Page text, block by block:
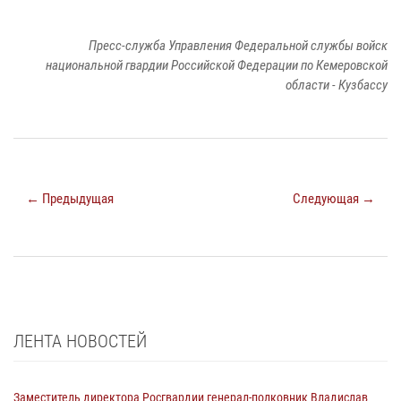
Пресс-служба Управления Федеральной службы войск
национальной гвардии Российской Федерации по Кемеровской
области - Кузбассу
← Предыдущая Следующая →
ЛЕНТА НОВОСТЕЙ
Заместитель директора Росгвардии генерал-полковник Владислав